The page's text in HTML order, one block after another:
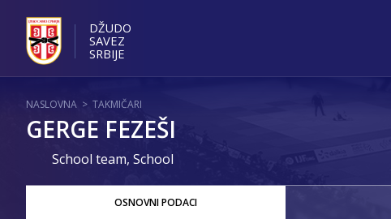
DŽUDO
SAVEZ
SRBIJE
NASLOVNA > TAKMIČARI
GERGE FEZEŠI
School team, School
OSNOVNI PODACI